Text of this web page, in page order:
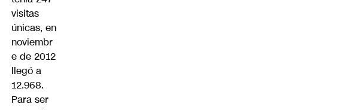
visitas
únicas, en
noviembr
e de 2012
llegó a
12.968.
Para ser